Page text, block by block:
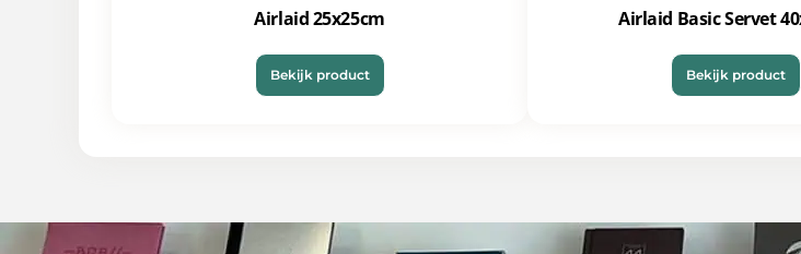
Airlaid 25x25cm
Bekijk product
Airlaid Basic Servet
Bekijk product